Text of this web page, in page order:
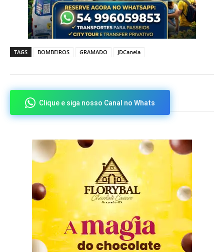
TAGS BOMBEIROS GRAMADO JDCanela
Clique e siga nosso Canal no Whats